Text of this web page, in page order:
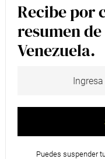
Recibe por
resumen
Venezuela.
Puedes suspender